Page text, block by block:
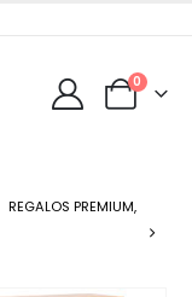
0
REGALOS PREMIUM,